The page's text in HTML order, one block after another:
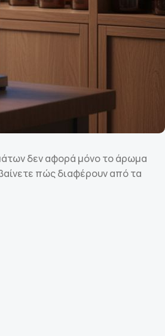
δεν αφορά μόνο το άρωμα
πώς διαφέρουν από τα